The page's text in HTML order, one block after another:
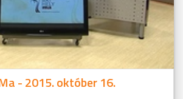
- 2015. október 16.